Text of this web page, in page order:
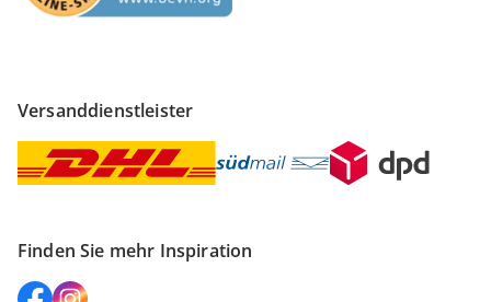
Versanddienstleister
Finden Sie mehr Inspiration